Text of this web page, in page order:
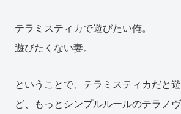
テラミスティカで遊びたい俺。
遊びたくない妻。
ということで、テラミスティカだと
ど、もっとシンプルルールのテラノ